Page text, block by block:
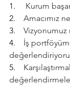
1. Kurum
2. Amacımız
3. Vizyonumuz
4. İş
5.